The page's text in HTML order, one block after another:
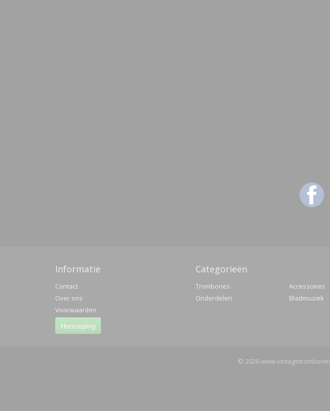
Informatie
Contact
Over ons
Voorwaarden
Herroeping
Categorieën
Trombones
Onderdelen
Accessoires
Bladmuziek
© 2026